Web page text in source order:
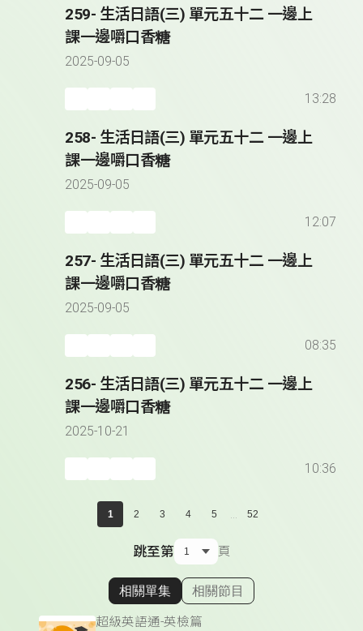
259- 生活日語(三) 單元五十二 一邊上
課一邊嚼口香糖
2025-09-05
13:28
258- 生活日語(三) 單元五十二 一邊上
課一邊嚼口香糖
2025-09-05
12:07
257- 生活日語(三) 單元五十二 一邊上
課一邊嚼口香糖
2025-09-05
08:35
256- 生活日語(三) 單元五十二 一邊上
課一邊嚼口香糖
2025-10-21
10:36
1 2 3 4 5 ... 52
跳至第 頁
顯示相關單集
相關單集 相關節目
超級英語通-英檢篇